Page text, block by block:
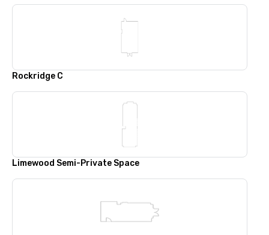
Rockridge C
Limewood Semi-Private Space